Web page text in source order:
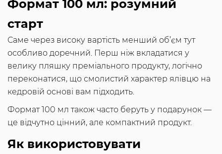
Формат 100 мл: розумний
старт
Саме через високу вартість менший об’єм тут
особливо доречний. Перш ніж вкладатися у
велику пляшку преміального продукту, логічно
переконатися, що смолистий характер ялівцю на
кедровій основі вам підходить.
Формат 100 мл також часто беруть у подарунок —
це відчутно цінний, але компактний продукт.
Як використовувати